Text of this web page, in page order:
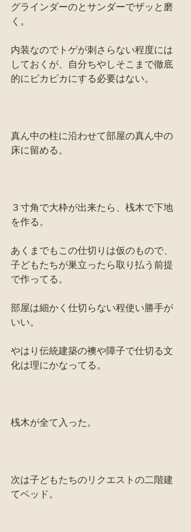
グラインダーのとサンダーでザッと磨
く。
内装なのでトゲが刺さらない程度には
しておくが、自分ちやしそこまで徹底
的にピカピカにする必要はない。
真ん中の柱に沿わせて部屋の真ん中の
床に留める。
３寸角で大枠が出来たら、桟木で下地
を作る。
あくまでもこの仕切りは仮のもので、
子どもたちが巣立ったら取り払う前提
で作ってる。
部屋は細かく仕切らない程使い勝手が
いい。
やはり伝統建築の襖や障子で仕切る文
化は理にかなってる。
桟木が全て入った。
次は子どもたちのリクエストの二階建
てベッド。